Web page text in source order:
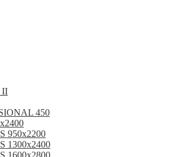
II
450
950х2200
1300x2400
1600x2800